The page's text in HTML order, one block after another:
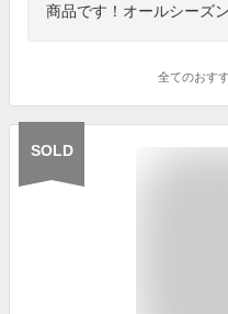
商品です！オールシーズ
全てのおす
SOLD